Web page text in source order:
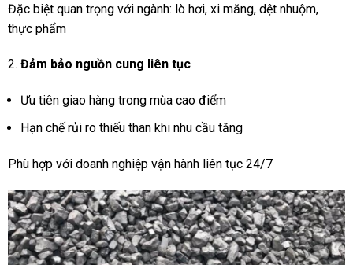
Đặc biệt quan trọng với ngành: lò hơi, xi măng, dệt nhuộm,
thực phẩm
Đảm bảo nguồn cung liên tục
Ưu tiên giao hàng trong mùa cao điểm
Hạn chế rủi ro thiếu than khi nhu cầu tăng
Phù hợp với doanh nghiệp vận hành liên tục 24/7